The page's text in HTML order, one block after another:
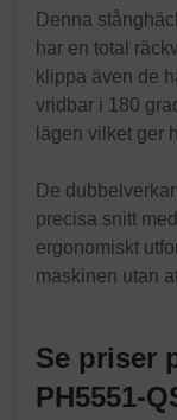
Denna
har en total
klippa även de
vridbar i 180
lägen vilket ger
De
precisa snitt
ergonomiskt
maskinen utan
Se priser
PH5551-